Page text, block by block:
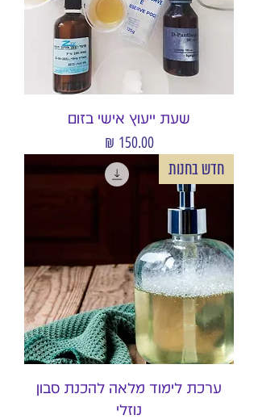
שעת ייעוץ אישי בזום
מחיר‏150.00 ‏₪
חדש בחנות
ערכת לימוד מלאה להכנת סבון
נוזלי